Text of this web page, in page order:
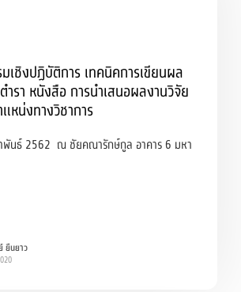
มเชิงปฏิบัติการ เทคนิคการเขียนผล
ำรา หนังสือ การนำเสนอผลงานวิจัย
หน่งทางวิชาการ
นธ์ 2562 ณ ชัยคณารักษ์กูล อาคาร 6 มหา
ยืนยาว